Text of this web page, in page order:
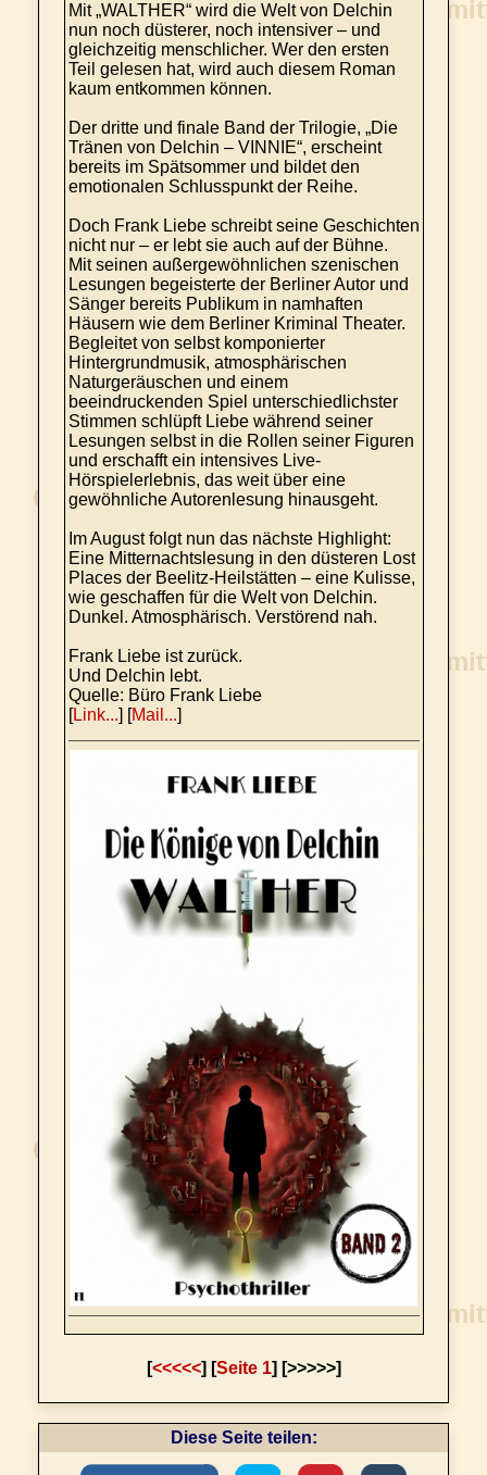
Mit „WALTHER“ wird die Welt von Delchin
nun noch düsterer, noch intensiver – und
gleichzeitig menschlicher. Wer den ersten
Teil gelesen hat, wird auch diesem Roman
kaum entkommen können.
Der dritte und finale Band der Trilogie, „Die
Tränen von Delchin – VINNIE“, erscheint
bereits im Spätsommer und bildet den
emotionalen Schlusspunkt der Reihe.
Doch Frank Liebe schreibt seine Geschichten
nicht nur – er lebt sie auch auf der Bühne.
Mit seinen außergewöhnlichen szenischen
Lesungen begeisterte der Berliner Autor und
Sänger bereits Publikum in namhaften
Häusern wie dem Berliner Kriminal Theater.
Begleitet von selbst komponierter
Hintergrundmusik, atmosphärischen
Naturgeräuschen und einem
beeindruckenden Spiel unterschiedlichster
Stimmen schlüpft Liebe während seiner
Lesungen selbst in die Rollen seiner Figuren
und erschafft ein intensives Live-
Hörspielerlebnis, das weit über eine
gewöhnliche Autorenlesung hinausgeht.
Im August folgt nun das nächste Highlight:
Eine Mitternachtslesung in den düsteren Lost
Places der Beelitz-Heilstätten – eine Kulisse,
wie geschaffen für die Welt von Delchin.
Dunkel. Atmosphärisch. Verstörend nah.
Frank Liebe ist zurück.
Und Delchin lebt.
Quelle: Büro Frank Liebe
[Link...] [Mail...]
[<<<<<] [Seite 1] [>>>>>]
Diese Seite teilen: